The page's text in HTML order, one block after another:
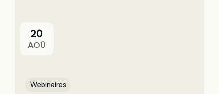
20
AOÛ
Webinaires